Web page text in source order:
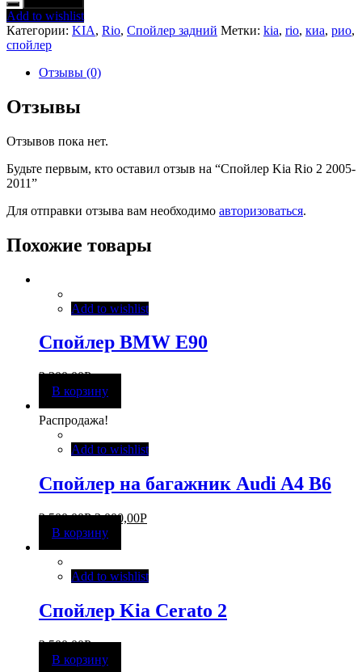
Add to wishlist
Категории: KIA, Rio, Спойлер задний Метки: kia, rio, киа, рио,
спойлер
Отзывы (0)
Отзывы
Отзывов пока нет.
Будьте первым, кто оставил отзыв на “Спойлер Kia Rio 2 2005-
2011”
Для отправки отзыва вам необходимо авторизоваться.
Похожие товары
Add to wishlist
Спойлер BMW E90
2 300,00Р
В корзину
Распродажа!
Add to wishlist
Спойлер на багажник Audi A4 B6
2 500,00Р 2 000,00Р
В корзину
Add to wishlist
Спойлер Kia Cerato 2
2 500,00Р
В корзину